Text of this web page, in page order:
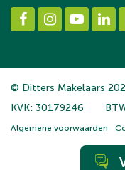
© Ditters Makelaars
KVK: 30179246
Algemene voorwaarden